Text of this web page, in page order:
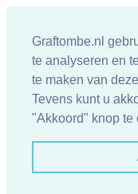
Graftombe.nl
te analyseren en
te maken van
Tevens kunt u
"Akkoord" knop te